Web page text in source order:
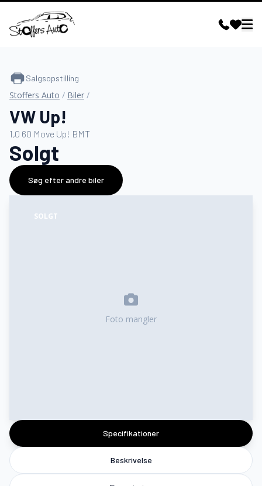
SOLGT
Foto mangler
Specifikationer
Beskrivelse
Salgsopstilling
Stoffers Auto / Biler /
VW Up!
1,0 60 Move Up! BMT
Solgt
Søg efter andre biler